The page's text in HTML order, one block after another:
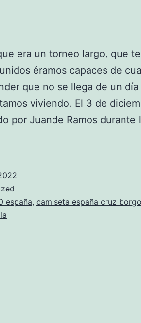
era un torneo largo, que
éramos capaces de
que no se llega de un día
viviendo. El 3 de
por Juande Ramos durante
españa, camiseta españa cruz